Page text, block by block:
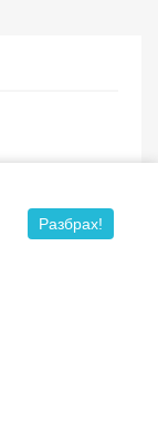
Разбрах!